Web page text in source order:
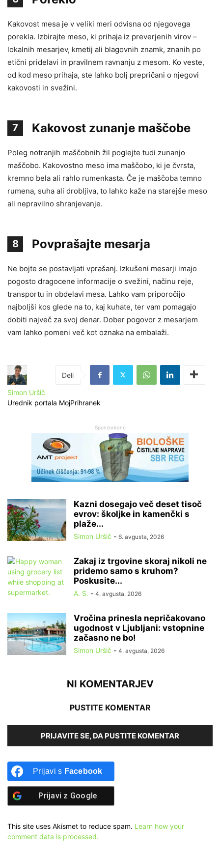
Kakovost mesa je v veliki meri odvisna od njegovega
porekla. Izbirajte meso, ki prihaja iz preverjenih virov –
lokalnih mesarjev, kmetij ali blagovnih znamk, znanih po
etični pridelavi in pravilnem ravnanju z mesom. Ko veste,
od kod meso prihaja, ste lahko bolj prepričani o njegovi
kakovosti in svežini.
7 Kakovost zunanje maščobe
Poleg notranjih maščobnih žil poglejte tudi zunanjo
maščobo. Kakovostno meso ima maščobo, ki je čvrsta,
kremno bela ali rahlo rumenkasta. Če je maščoba temno
rumena, suha ali drobljiva, to lahko kaže na starejše meso
ali nepravilno shranjevanje.
8 Povprašajte mesarja
Ne bojte se postavljati vprašanj. Izkušeni mesarji imajo
pogosto dragocene informacije o svežini, načinu reje,
transportu in obdelavi mesa. Lahko vam priporočijo
najboljši kos glede na to, kaj kuhate, ter vam pomagajo
dobiti največ za svoj denar. Dober pogovor z mesarjem
vam lahko pomeni več kot oznaka na embalaži.
Simon Uršič
Urednik portala MojPrihranek
Sponzorirano
Kazni dosegajo več deset tisoč
evrov: školjke in kamenčki s
plaže...
Simon Uršič - 6. avgusta, 2026
Zakaj iz trgovine skoraj nikoli ne
pridemo samo s kruhom?
Poskusite...
A. S. - 4. avgusta, 2026
Vročina prinesla nepričakovano
ugodnost v Ljubljani: vstopnine
začasno ne bo!
Simon Uršič - 4. avgusta, 2026
NI KOMENTARJEV
PUSTITE KOMENTAR
PRIJAVITE SE, DA PUSTITE KOMENTAR
Prijavi s Facebook
Prijavi z Google
This site uses Akismet to reduce spam. Learn how your
comment data is processed.